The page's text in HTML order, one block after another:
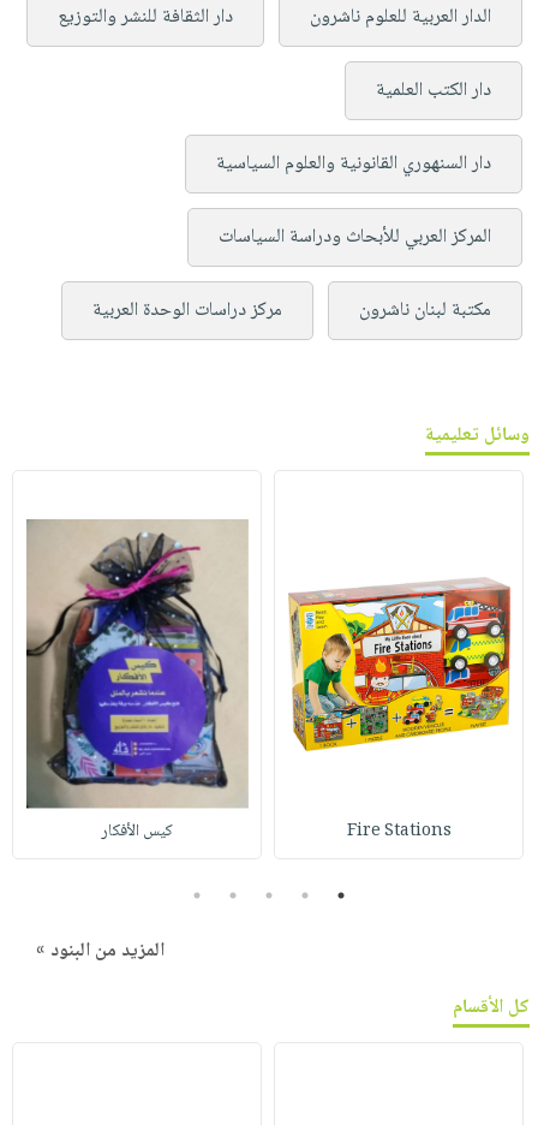
الدار العربية للعلوم ناشرون دار الثقافة للنشر والتوزيع
دار الكتب العلمية
دار السنهوري القانونية والعلوم السياسية
المركز العربي للأبحاث ودراسة السياسات
مكتبة لبنان ناشرون مركز دراسات الوحدة العربية
وسائل تعليمية
Fire Stations كيس الأفكار
1
2
3
4
5
المزيد من البنود »
كل الأقسام